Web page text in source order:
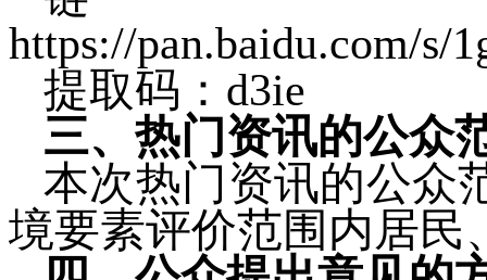
https://pan.baidu.com/s/
提取码： d3ie
三、热门资讯的公众
本次热门资讯的公众
境要素评价范围内居民